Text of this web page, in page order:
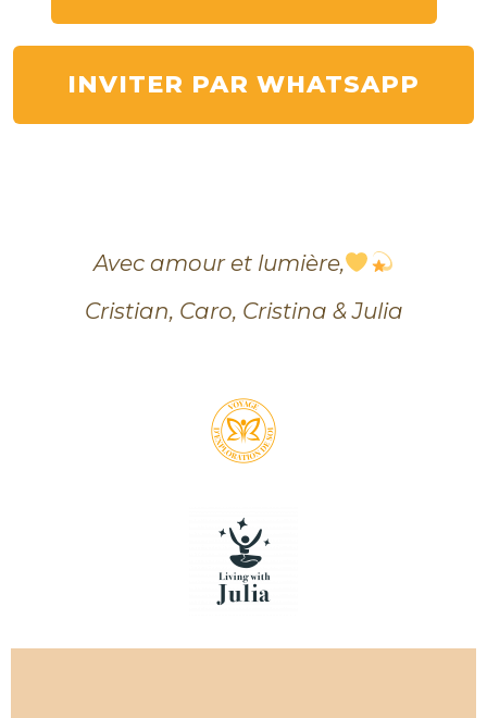
INVITER PAR WHATSAPP
Avec amour et lumière,
Cristian, Caro, Cristina & Julia